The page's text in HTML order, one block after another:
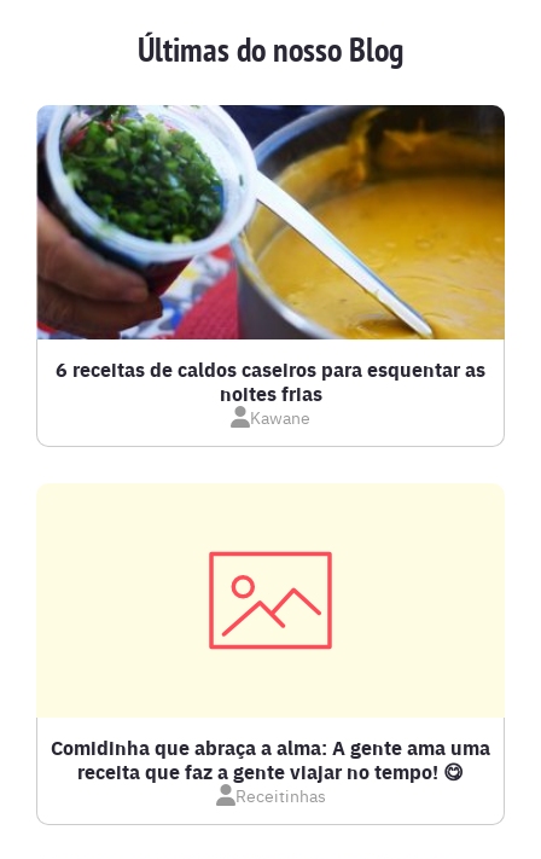
BATIDAS
BEBIDAS E DRINKS
BISCOITOS
BOLOS E TORTAS
CALDOS
CARNE BOVINA
COMPOTAS E GELEIAS
DOCES E SOBREMESAS
Últimas do nosso Blog
6 receitas de caldos caseiros para esquentar as
noites frias
Kawane
Comidinha que abraça a alma: A gente ama uma
receita que faz a gente viajar no tempo! 😋
Receitinhas